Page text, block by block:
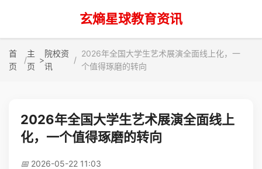
玄熵星球教育资讯
首
页
主
页
>
院校资
讯
2026年全国大学生艺术展演全面线上化，一
个值得琢磨的转向
2026年全国大学生艺术展演全面线上
化，一个值得琢磨的转向
📅 2026-05-22 11:03